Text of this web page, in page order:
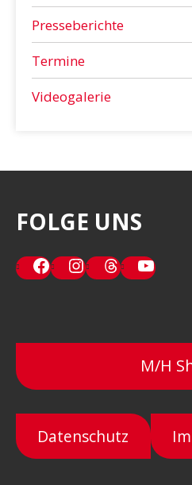
Presseberichte
Termine
Videogalerie
FOLGE UNS
Facebook
Instagram
Threads
M/H
Datenschutz